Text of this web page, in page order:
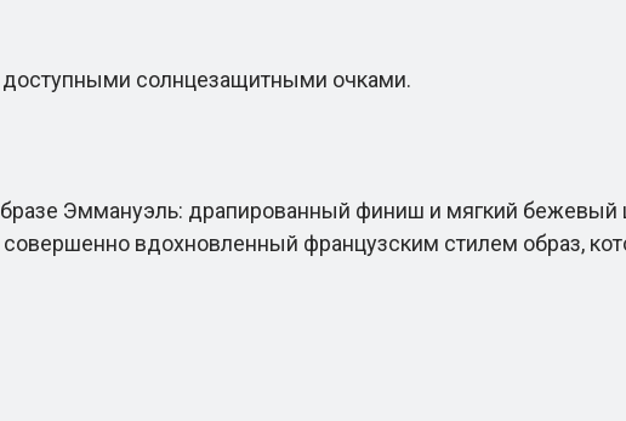
солнцезащитными очками.
Эммануэль: драпированный финиш и мягкий
вдохновленный французским стилем образ,